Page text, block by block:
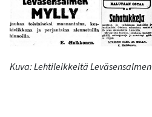
Kuva:LehtileikkeitäLeväsensalmen